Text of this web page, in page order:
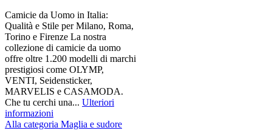
Camicie da Uomo in Italia:
Qualità e Stile per Milano, Roma,
Torino e Firenze La nostra
collezione di camicie da uomo
offre oltre 1.200 modelli di marchi
prestigiosi come OLYMP,
VENTI, Seidensticker,
MARVELIS e CASAMODA.
Che tu cerchi una... Ulteriori
informazioni
Alla categoria Maglia e sudore